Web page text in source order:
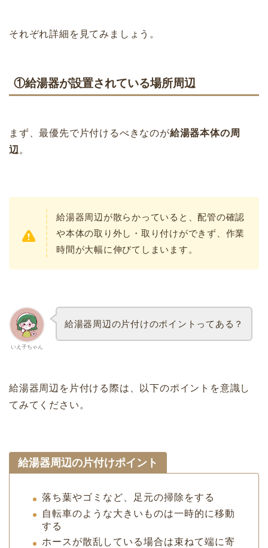
それぞれ詳細を見てみましょう。
①給湯器が設置されている場所周辺
まず、最優先で片付けるべきなのが給湯器本体の周
辺 。
給湯器周辺が散らかっていると、配管の確認
や本体の取り外し・取り付けができず、作業
時間が大幅に伸びてしまいます。
いえ子ちゃん
給湯器周辺の片付けのポイントってある？
給湯器周辺を片付ける際は、以下のポイントを意識し
てみてください。
給湯器周辺の片付けポイント
落ち葉やゴミなど、足元の掃除をする
自転車のような大きいものは一時的に移動
する
ホースが散乱している場合は束ねて端に寄